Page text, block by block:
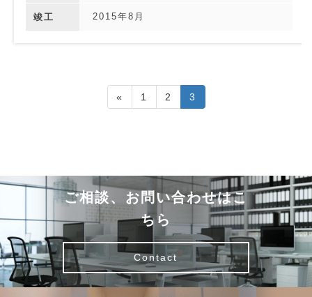
竣工 2015年8月
« 1 2 3
ご相談、お問い合わせはこ
ちら
Contact